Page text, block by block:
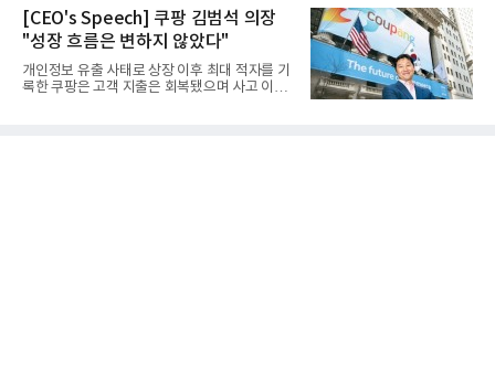
[CEO's Speech] 쿠팡 김범석 의장
"성장 흐름은 변하지 않았다"
개인정보 유출 사태로 상장 이후 최대 적자를 기
록한 쿠팡은 고객 지출은 회복됐으며 사고 이전